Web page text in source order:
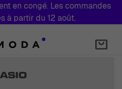
en congé. Les commandes
à partir du 12 août.